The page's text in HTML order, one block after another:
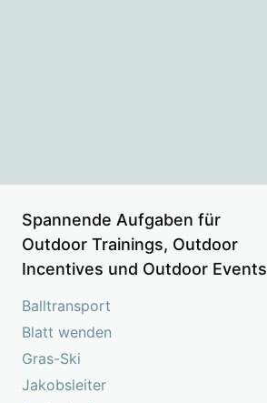
Spannende Aufgaben für
Outdoor Trainings, Outdoor
Incentives und Outdoor Events
Balltransport
Blatt wenden
Gras-Ski
Jakobsleiter